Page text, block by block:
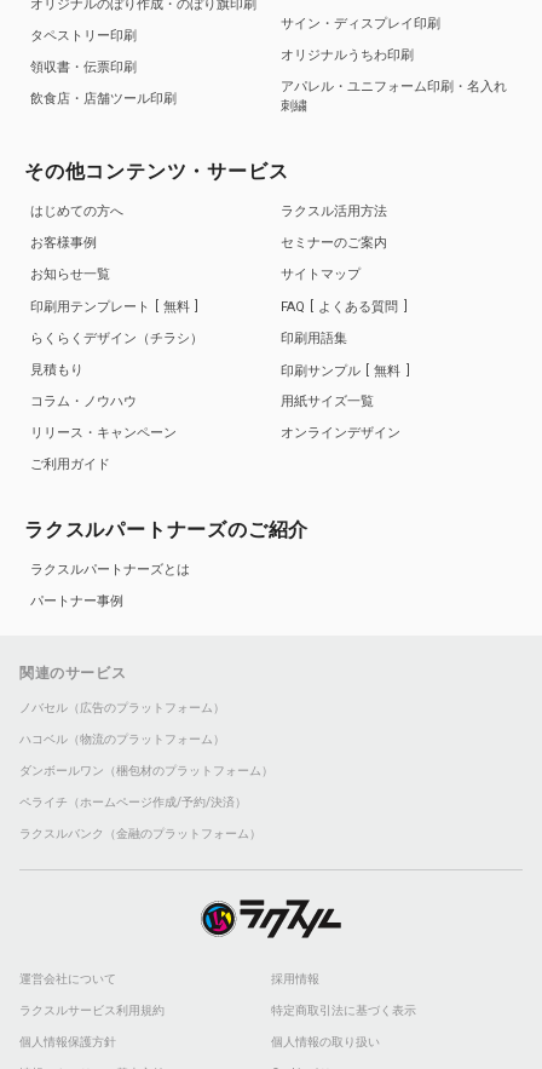
オリジナルのぼり作成・のぼり旗印刷
タペストリー印刷
領収書・伝票印刷
飲食店・店舗ツール印刷
サイン・ディスプレイ印刷
オリジナルうちわ印刷
アパレル・ユニフォーム印刷・名入れ
刺繍
その他コンテンツ・サービス
はじめての方へ
お客様事例
お知らせ一覧
印刷用テンプレート
無料
らくらくデザイン（チラシ）
見積もり
コラム・ノウハウ
リリース・キャンペーン
ご利用ガイド
ラクスル活用方法
セミナーのご案内
サイトマップ
FAQ
よくある質問
印刷用語集
印刷サンプル
無料
用紙サイズ一覧
オンラインデザイン
ラクスルパートナーズのご紹介
ラクスルパートナーズとは
パートナー事例
関連のサービス
ノバセル（広告のプラットフォーム）
ハコベル（物流のプラットフォーム）
ダンボールワン（梱包材のプラットフォーム）
ペライチ（ホームページ作成/予約/決済）
ラクスルバンク（金融のプラットフォーム）
運営会社について 採用情報
ラクスルサービス利用規約 特定商取引法に基づく表示
個人情報保護方針 個人情報の取り扱い